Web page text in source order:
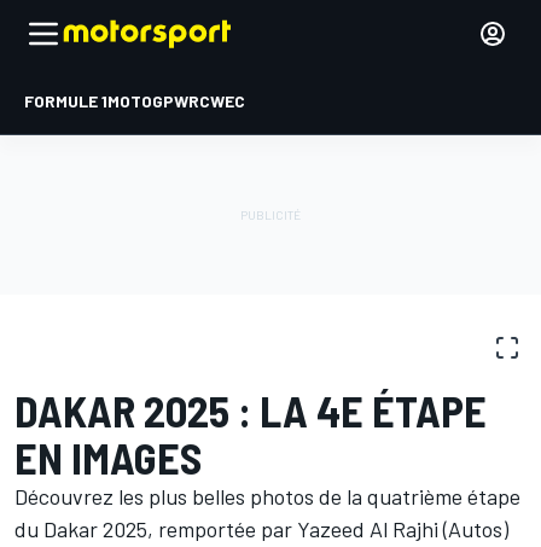
FORMULE 1MOTOGPWRCWEC
DAKAR 2025 : LA 4E ÉTAPE
EN IMAGES
Découvrez les plus belles photos de la quatrième étape
du Dakar 2025, remportée par Yazeed Al Rajhi (Autos)